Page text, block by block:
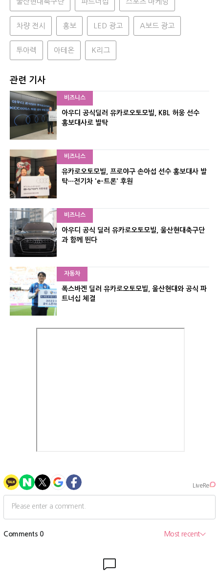
차량 전시 홍보 LED 광고 A보드 광고
투아렉 아테온 K리그
관련 기사
비즈니스
아우디 공식딜러 유카로오토모빌, KBL 허웅 선수
홍보대사로 발탁
비즈니스
유카로오토모빌, 프로야구 손아섭 선수 홍보대사 발
탁···전기차 'e-트론' 후원
비즈니스
아우디 공식 딜러 유카로오토모빌, 울산현대축구단
과 함께 뛴다
자동차
폭스바겐 딜러 유카로오토모빌, 울산현대와 공식 파
트너십 체결